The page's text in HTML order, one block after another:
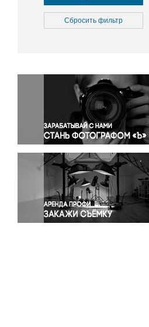
Культура
Медицина
Окружающая среда
Политика
Правосудие
Происшествия и конфликты
Религия
Светская жизнь
Спорт
Экология
Экономика и бизнес
Сбросить фильтр